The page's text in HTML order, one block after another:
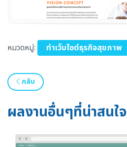
หมวดหมู่: ทำเว็บไซต์ธุรกิจสุขภาพ
กลับ
ผลงานอื่นๆที่น่าสนใจ